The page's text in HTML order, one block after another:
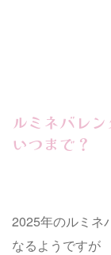
ルミネバレ
いつまで？
2025年のルミネ
なるようですが